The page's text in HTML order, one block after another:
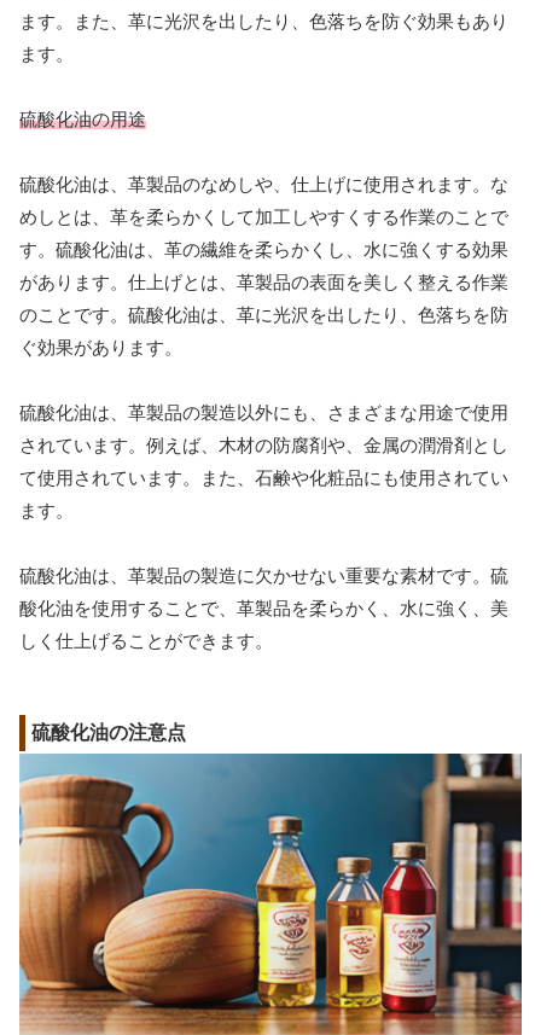
ます。また、革に光沢を出したり、色落ちを防ぐ効果もあり
ます。
硫酸化油の用途
硫酸化油は、革製品のなめしや、仕上げに使用されます。な
めしとは、革を柔らかくして加工しやすくする作業のことで
す。硫酸化油は、革の繊維を柔らかくし、水に強くする効果
があります。仕上げとは、革製品の表面を美しく整える作業
のことです。硫酸化油は、革に光沢を出したり、色落ちを防
ぐ効果があります。
硫酸化油は、革製品の製造以外にも、さまざまな用途で使用
されています。例えば、木材の防腐剤や、金属の潤滑剤とし
て使用されています。また、石鹸や化粧品にも使用されてい
ます。
硫酸化油は、革製品の製造に欠かせない重要な素材です。硫
酸化油を使用することで、革製品を柔らかく、水に強く、美
しく仕上げることができます。
硫酸化油の注意点